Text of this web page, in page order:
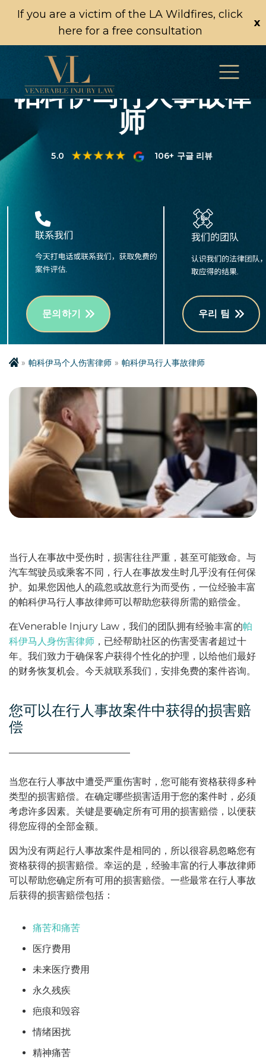
If you are a victim of the LA Wildfires, click
here for a free consultation
x
帕科伊马行人事故律
师
5.0 106+ 구글 리뷰
문의하기 우리 팀
帕科伊马个人伤害律师 帕科伊马行人事故律师
当行人在事故中受伤时，损害往往严重，甚至可能致命。与
汽车驾驶员或乘客不同，行人在事故发生时几乎没有任何保
护。如果您因他人的疏忽或故意行为而受伤，一位经验丰富
的帕科伊马行人事故律师可以帮助您获得所需的赔偿金。
在Venerable Injury Law，我们的团队拥有经验丰富的帕
科伊马人身伤害律师 ，已经帮助社区的伤害受害者超过十
年。我们致力于确保客户获得个性化的护理，以给他们最好
的财务恢复机会。今天就联系我们，安排免费的案件咨询。
您可以在行人事故案件中获得的损害赔
偿
当您在行人事故中遭受严重伤害时，您可能有资格获得多种
类型的损害赔偿。在确定哪些损害适用于您的案件时，必须
考虑许多因素。关键是要确定所有可用的损害赔偿，以便获
得您应得的全部金额。
因为没有两起行人事故案件是相同的，所以很容易忽略您有
资格获得的损害赔偿。幸运的是，经验丰富的行人事故律师
可以帮助您确定所有可用的损害赔偿。一些最常在行人事故
后获得的损害赔偿包括：
痛苦和痛苦
医疗费用
未来医疗费用
永久残疾
疤痕和毁容
情绪困扰
精神痛苦